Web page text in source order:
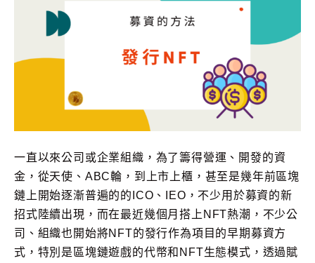
一直以來公司或企業組織，為了籌得營運、開發的資
金，從天使、ABC輪，到上市上櫃，甚至是幾年前區塊
鏈上開始逐漸普遍的的ICO、IEO，不少用於募資的新
招式陸續出現，而在最近幾個月搭上NFT熱潮，不少公
司、組織也開始將NFT的發行作為項目的早期募資方
式，特別是區塊鏈遊戲的代幣和NFT生態模式，透過賦